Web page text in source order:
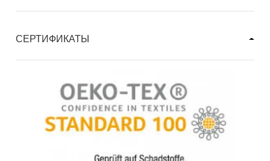
СЕРТИФИКАТЫ